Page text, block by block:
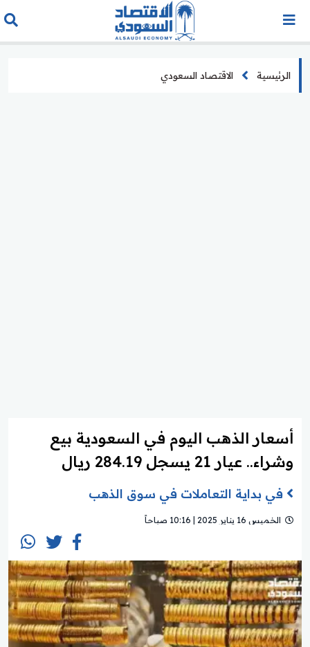
الرئيسية الاقتصاد السعودي
أسعار الذهب اليوم في السعودية بيع
وشراء.. عيار 21 يسجل 284.19 ريال
في بداية التعاملات في سوق الذهب
الخميس 16 يناير 2025 | 10:16 صباحاً